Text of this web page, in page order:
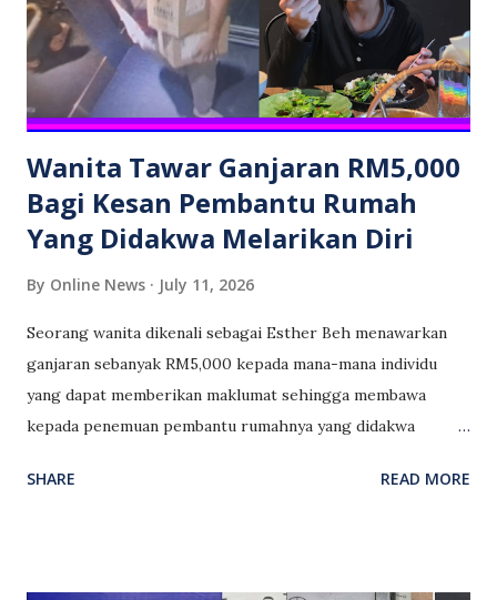
rasmi daripada polis. Sumber: Abdul Kadir Mohamad.
Wanita Tawar Ganjaran RM5,000
Bagi Kesan Pembantu Rumah
Yang Didakwa Melarikan Diri
By Online News July 11, 2026
Seorang wanita dikenali sebagai Esther Beh menawarkan
ganjaran sebanyak RM5,000 kepada mana-mana individu
yang dapat memberikan maklumat sehingga membawa
kepada penemuan pembantu rumahnya yang didakwa
Esther mendakwa pembantu rumah yang dikenali sebagai
SHARE READ MORE